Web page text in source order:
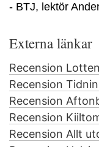
- BTJ, lektör
Externa länkar
Recension
Recension
Recension
Recension
Recension Allt